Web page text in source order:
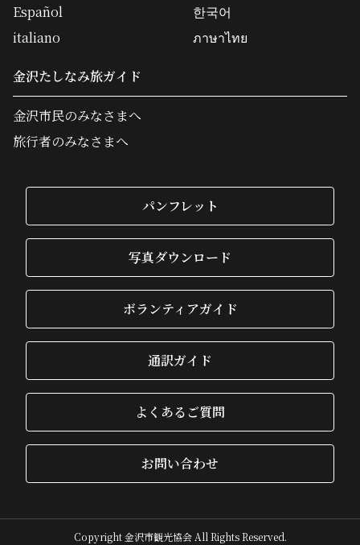
Español
italiano
한국어
ภาษาไทย
金沢たしなみ旅ガイド
金沢市民のみなさまへ
旅行者のみなさまへ
パンフレット
写真ダウンロード
ボランティアガイド
通訳ガイド
よくあるご質問
お問い合わせ
Copyright 金沢市観光協会 All Rights Reserved.